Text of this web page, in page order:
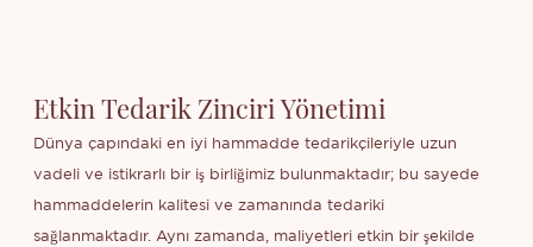
Etkin Tedarik Zinciri Yönetimi
Dünya çapındaki en iyi hammadde tedarikçileriyle uzun
vadeli ve istikrarlı bir iş birliğimiz bulunmaktadır; bu sayede
hammaddelerin kalitesi ve zamanında tedariki
sağlanmaktadır. Aynı zamanda, maliyetleri etkin bir şekilde